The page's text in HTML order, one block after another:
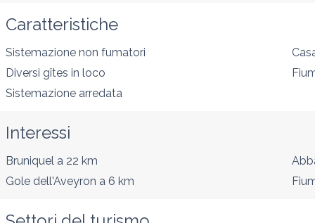
Caratteristiche
Sistemazione non fumatori
Diversi gîtes in loco
Sistemazione arredata
Interessi
Bruniquel a 22 km
Gole dell'Aveyron a 6 km